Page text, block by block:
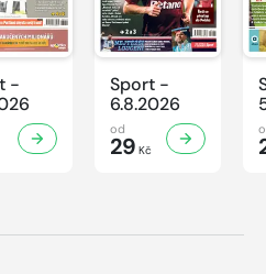
-
Sport -
6.8.2026
od
29 Kč